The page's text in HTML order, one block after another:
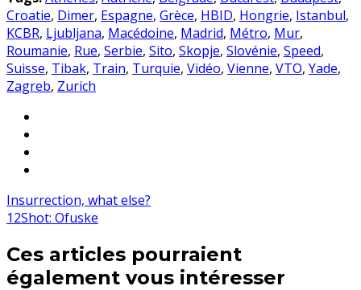
Croatie, Dimer, Espagne, Grèce, HBID, Hongrie, Istanbul,
KCBR, Ljubljana, Macédoine, Madrid, Métro, Mur,
Roumanie, Rue, Serbie, Sito, Skopje, Slovénie, Speed,
Suisse, Tibak, Train, Turquie, Vidéo, Vienne, VTO, Yade,
Zagreb, Zurich
Insurrection, what else?
12Shot: Ofuske
Ces articles pourraient
également vous intéresser